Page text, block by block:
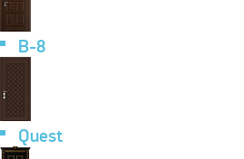
B-8
Quest